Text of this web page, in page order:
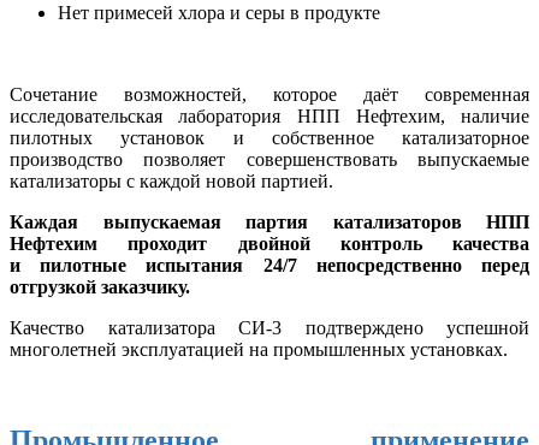
Нет примесей хлора и серы в продукте
Сочетание возможностей, которое даёт современная
исследовательская лаборатория НПП Нефтехим, наличие
пилотных установок и собственное катализаторное
производство позволяет совершенствовать выпускаемые
катализаторы с каждой новой партией.
Каждая выпускаемая партия катализаторов НПП
Нефтехим проходит двойной контроль качества
и пилотные испытания 24/7 непосредственно перед
отгрузкой заказчику.
Качество катализатора СИ-3 подтверждено успешной
многолетней эксплуатацией на промышленных установках.